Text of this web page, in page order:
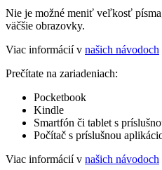
Nie je možné meniť veľkosť
väčšie obrazovky.
Viac informácií v našich návodoch
Prečítate na zariadeniach:
Pocketbook
Kindle
Smartfón či tablet s
Počítač s príslušnou
Viac informácií v našich návodoch